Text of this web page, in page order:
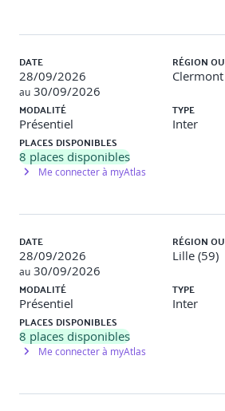
automatisés
Jeu de feuilles (Sheet Set
de projets
Impression automatique en lot et
versions PDF
Travaux pratiques
Configuration d’un jeu de feuilles
formats et échelles
Module 5 : Projet de synthèse –
(4h)
Analyse d’un cahier des charges
Création d’un plan structuré avec
dynamiques, annotations
Mise en page multi-présentation
DATE
28/09/2026
au 30/09/2026
RÉGION
MODALITÉ
Présentiel
TYPE
Inter
PLACES DISPONIBLES
8 places disponibles
Me connecter à myAtlas
DATE
28/09/2026
au 30/09/2026
RÉGION
Lille (59)
MODALITÉ
Présentiel
TYPE
Inter
PLACES DISPONIBLES
8 places disponibles
Me connecter à myAtlas